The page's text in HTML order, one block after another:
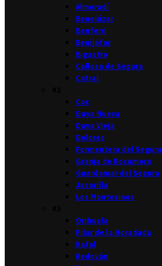
Almoradí
Benejúzar
Benferri
Benijófar
Bigastro
Callosa de Segura
Catral
Cox
Daya Nueva
Daya Vieja
Dolores
Formentera del Segura
Granja de Rocamora
Guardamar del Segura
Jacarilla
Los Montesinos
Orihuela
Pilar de la Horadada
Rafal
Redován